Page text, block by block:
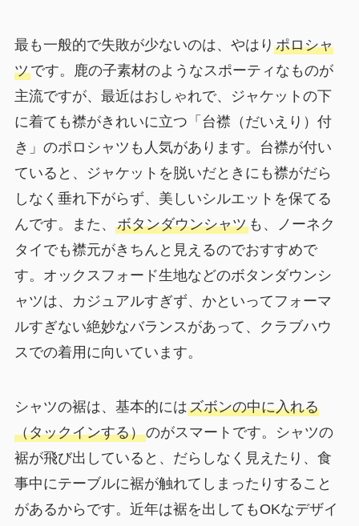
最も一般的で失敗が少ないのは、やはり ポロシャ
ツです。鹿の子素材のようなスポーティなものが
主流ですが、最近はおしゃれで、ジャケットの下
に着ても襟がきれいに立つ「台襟（だいえり）付
き」のポロシャツも人気があります。台襟が付い
ていると、ジャケットを脱いだときにも襟がだら
しなく垂れ下がらず、美しいシルエットを保てる
んです。また、 ボタンダウンシャツも、ノーネク
タイでも襟元がきちんと見えるのでおすすめで
す。オックスフォード生地などのボタンダウンシ
ャツは、カジュアルすぎず、かといってフォーマ
ルすぎない絶妙なバランスがあって、クラブハウ
スでの着用に向いています。
シャツの裾は、基本的にはズボンの中に入れる
（タックインする）のがスマートです。シャツの
裾が飛び出していると、だらしなく見えたり、食
事中にテーブルに裾が触れてしまったりすること
があるからです。近年は裾を出してもOKなデザイ